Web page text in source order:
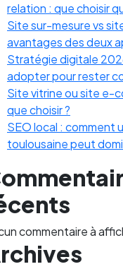
relation : que choisir
Site sur-mesure vs
avantages des deux
Stratégie digitale
adopter pour rester
Site vitrine ou site e-
que choisir ?
SEO local : comment
toulousaine peut
commentaire à